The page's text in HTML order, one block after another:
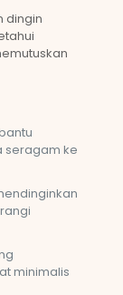
dingin
seragam ke
minimalis